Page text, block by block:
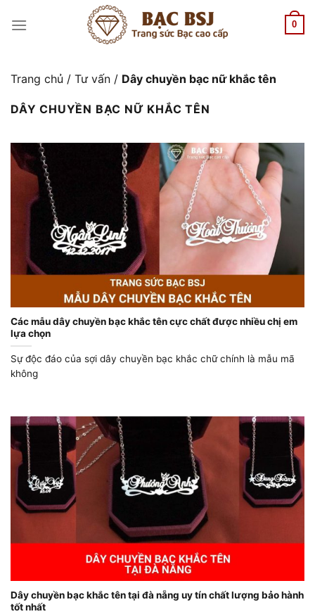
đến
0
Trang chủ / Tư vấn / Dây chuyền bạc nữ khắc tên
DÂY CHUYỀN BẠC NỮ KHẮC TÊN
Các mẫu dây chuyền bạc khắc tên cực chất được nhiều chị em
lựa chọn
Sự độc đáo của sợi dây chuyền bạc khắc chữ chính là mẫu mã
không
Dây chuyền bạc khắc tên tại đà nẵng uy tín chất lượng bảo hành
tốt nhất